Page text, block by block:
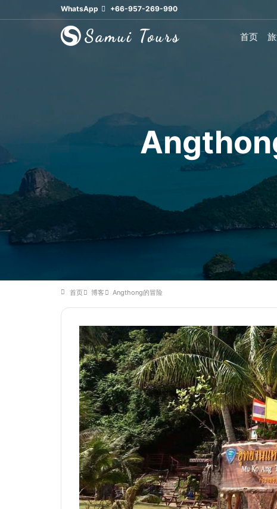
WhatsApp +66-957-269-990
首页
首页 博客 Angthong的冒险